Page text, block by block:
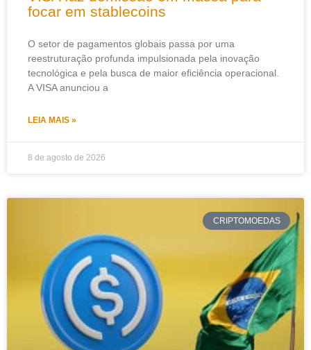
focar em stablecoins
O setor de pagamentos globais passa por uma
reestruturação profunda impulsionada pela inovação
tecnológica e pela busca de maior eficiência operacional.
A VISA anunciou a
LEIA MAIS »
8 de agosto de 2026
CRIPTOMOEDAS